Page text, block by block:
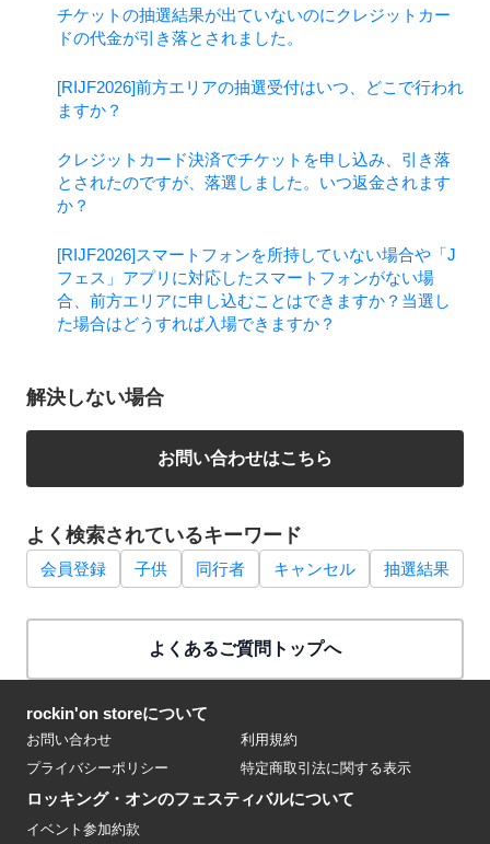
チケットの抽選結果が出ていないのにクレジットカー
ドの代金が引き落とされました。
[RIJF2026]前方エリアの抽選受付はいつ、どこで行われ
ますか？
クレジットカード決済でチケットを申し込み、引き落
とされたのですが、落選しました。いつ返金されます
か？
[RIJF2026]スマートフォンを所持していない場合や「J
フェス」アプリに対応したスマートフォンがない場
合、前方エリアに申し込むことはできますか？当選し
た場合はどうすれば入場できますか？
解決しない場合
お問い合わせはこちら
よく検索されているキーワード
会員登録 子供 同行者 キャンセル 抽選結果
よくあるご質問トップへ
rockin'on storeについて
お問い合わせ
利用規約
プライバシーポリシー
特定商取引法に関する表示
ロッキング・オンのフェスティバルについて
イベント参加約款